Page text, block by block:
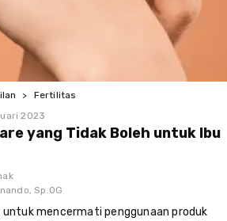
>
Fertilitas
2023
yang Tidak Boleh untuk Ibu
Sp.OG
untuk mencermati penggunaan produk